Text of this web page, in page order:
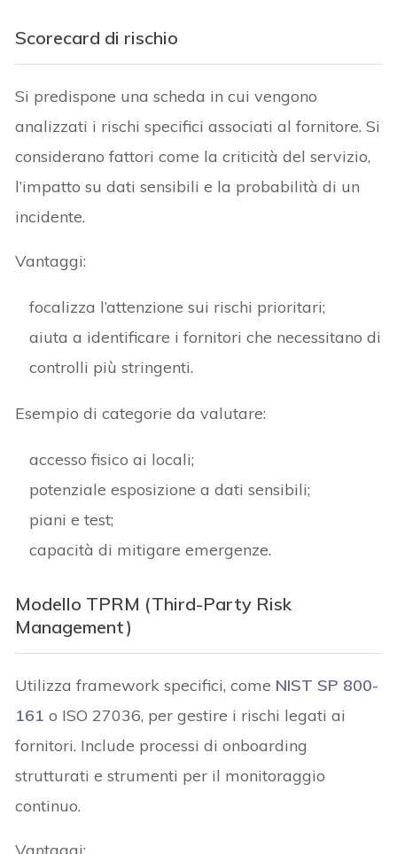
Scorecard di rischio
Si predispone una scheda in cui vengono
analizzati i rischi specifici associati al fornitore. Si
considerano fattori come la criticità del servizio,
l’impatto su dati sensibili e la probabilità di un
incidente.
Vantaggi:
focalizza l’attenzione sui rischi prioritari;
aiuta a identificare i fornitori che necessitano di
controlli più stringenti.
Esempio di categorie da valutare:
accesso fisico ai locali;
potenziale esposizione a dati sensibili;
piani e test;
capacità di mitigare emergenze.
Modello TPRM (Third-Party Risk
Management)
Utilizza framework specifici, come NIST SP 800-
161 o ISO 27036, per gestire i rischi legati ai
fornitori. Include processi di onboarding
strutturati e strumenti per il monitoraggio
continuo.
Vantaggi: